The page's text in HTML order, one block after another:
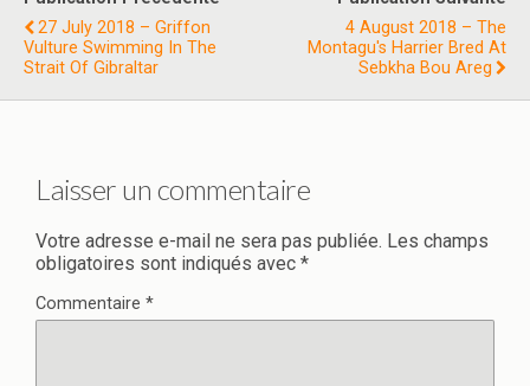
27 July 2018 – Griffon
Vulture Swimming In The
Strait Of Gibraltar
4 August 2018 – The
Montagu's Harrier Bred At
Sebkha Bou Areg
Laisser un commentaire
Votre adresse e-mail ne sera pas publiée. Les champs
obligatoires sont indiqués avec *
Commentaire *